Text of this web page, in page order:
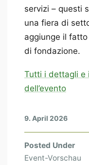
servizi – questi
una fiera di
aggiunge il
di fondazione.
Tutti i dettagli e
dell’evento
9. April 2026
Posted Under
Event-Vorschau